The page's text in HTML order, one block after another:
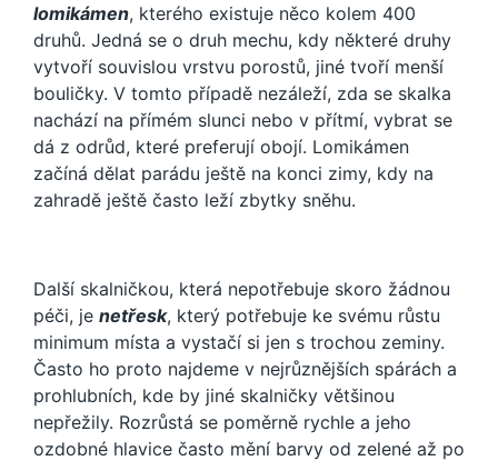
lomikámen, kterého existuje něco kolem 400
druhů. Jedná se o druh mechu, kdy některé druhy
vytvoří souvislou vrstvu porostů, jiné tvoří menší
bouličky. V tomto případě nezáleží, zda se skalka
nachází na přímém slunci nebo v přítmí, vybrat se
dá z odrůd, které preferují obojí. Lomikámen
začíná dělat parádu ještě na konci zimy, kdy na
zahradě ještě často leží zbytky sněhu.
Další skalničkou, která nepotřebuje skoro žádnou
péči, je netřesk, který potřebuje ke svému růstu
minimum místa a vystačí si jen s trochou zeminy.
Často ho proto najdeme v nejrůznějších spárách a
prohlubních, kde by jiné skalničky většinou
nepřežily. Rozrůstá se poměrně rychle a jeho
ozdobné hlavice často mění barvy od zelené až po